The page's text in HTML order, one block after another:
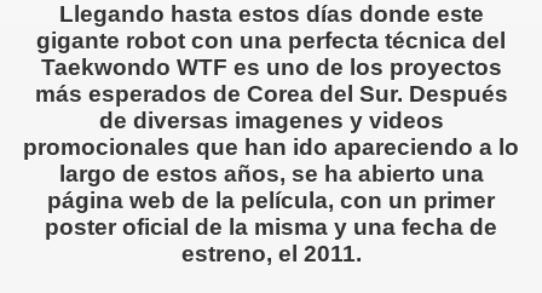
Llegando hasta estos días donde este
gigante robot con una perfecta técnica del
Taekwondo WTF es uno de los proyectos
más esperados de Corea del Sur. Después
de diversas imagenes y videos
promocionales que han ido apareciendo a lo
largo de estos años, se ha abierto una
página web de la película, con un primer
poster oficial de la misma y una fecha de
estreno, el 2011.